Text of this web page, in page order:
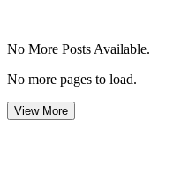
No More Posts Available.
No more pages to load.
View More